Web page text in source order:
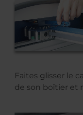
Faites glisser le
de son boîtier et